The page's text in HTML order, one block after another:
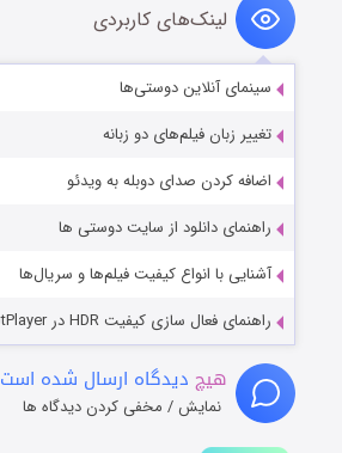
لینک‌های کاربردی
سینمای آنلاین دوستی‌ها
تغییر زبان فیلم‌های دو زبانه
اضافه کردن صدای دوبله به ویدئو
راهنمای دانلود از سایت دوستی ها
آشنایی با انواع کیفیت فیلم‌ها و سریال‌ها
راهنمای فعال سازی کیفیت HDR در PotPlayer
هیچ دیدگاه ارسال شده است
نمایش / مخفی کردن دیدگاه ها